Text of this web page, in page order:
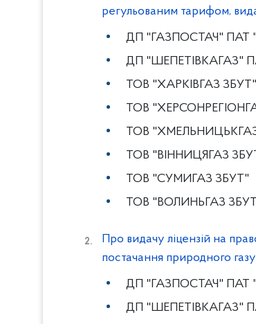
регульованим тарифом,
ДП "ГАЗПОСТАЧ" ПАТ
ДП "ШЕПЕТІВКАГАЗ"
ТОВ "ХАРКІВГАЗ ЗБУТ"
ТОВ
ТОВ
ТОВ "ВІННИЦЯГАЗ
ТОВ "СУМИГАЗ ЗБУТ"
ТОВ "ВОЛИНЬГАЗ
Про видачу ліцензій на
постачання природного
ДП "ГАЗПОСТАЧ" ПАТ
ДП "ШЕПЕТІВКАГАЗ"